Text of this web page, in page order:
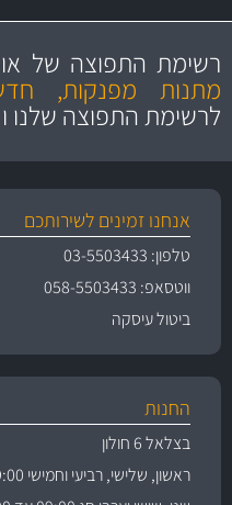
מקצועיות
ושירות מצויין
רשימת התפוצה של
מתנות מפנקות,
לרשימת התפוצה שלנו
אנחנו זמינים לשירותכם
טלפון: 03-5503433
ווטסאפ: 058-5503433
ביטול עיסקה
החנות
בצלאל 6 חולון
ראשון, שלישי, רביעי וחמישי 09:00 עד 18:00